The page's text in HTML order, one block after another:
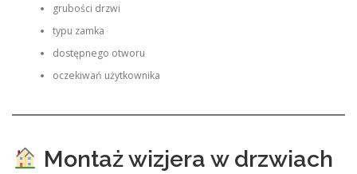
grubości drzwi
typu zamka
dostępnego otworu
oczekiwań użytkownika
Montaż wizjera w drzwiach